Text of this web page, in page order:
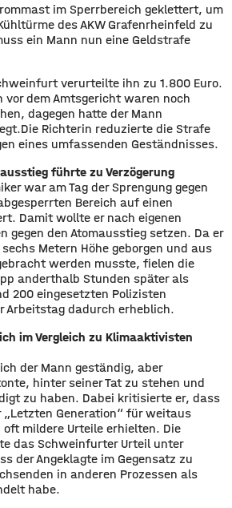
im Sperrbereich geklettert, um
des AKW Grafenrheinfeld zu
ein Mann nun eine Geldstrafe
verurteilte ihn zu 1.800 Euro.
vor dem Amtsgericht waren noch
dagegen hatte der Mann
Richterin reduzierte die Strafe
eines umfassenden Geständnisses.
führte zu Verzögerung
war am Tag der Sprengung gegen
Bereich auf einen
Damit wollte er nach eigenen
gegen den Atomausstieg setzen. Da er
Metern Höhe geborgen und aus
werden musste, fielen die
anderthalb Stunden später als
200 eingesetzten Polizisten
Arbeitstag dadurch erheblich.
im Vergleich zu Klimaaktivisten
der Mann geständig, aber
hinter seiner Tat zu stehen und
zu haben. Dabei kritisierte er, dass
Generation“ für weitaus
mildere Urteile erhielten. Die
das Schweinfurter Urteil unter
der Angeklagte im Gegensatz zu
in anderen Prozessen als
habe.